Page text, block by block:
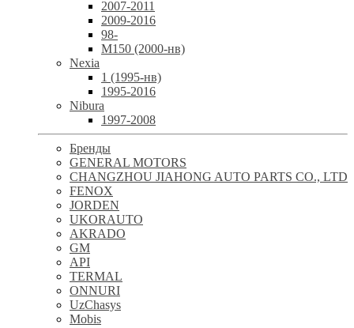
2007-2011
2009-2016
98-
М150 (2000-нв)
Nexia
1 (1995-нв)
1995-2016
Nibura
1997-2008
Бренды
GENERAL MOTORS
CHANGZHOU JIAHONG AUTO PARTS CO., LTD
FENOX
JORDEN
UKORAUTO
AKRADO
GM
API
TERMAL
ONNURI
UzChasys
Mobis